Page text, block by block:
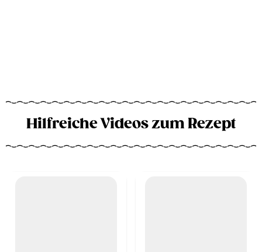
Hilfreiche Videos zum Rezept